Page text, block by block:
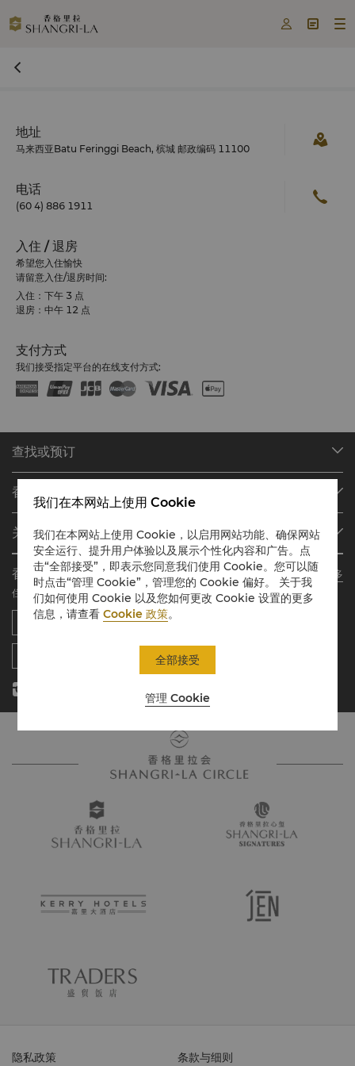
  
地址
马来西亚Batu Feringgi Beach, 槟城 邮政编码 11100
电话
(60 4) 886 1911
入住 / 退房
希望您入住愉快
请留意入住/退房时间:
入住：下午 3 点
退房：中午 12 点
支付方式
我们接受指定平台的在线支付方式:
查找或预订
我们的目的地
查找预订
餐厅与酒吧
香格里拉会
加入香格里拉会
我的账户
常见问题
联络我们
关于香格里拉集团
关于我们
我们的酒店品牌
香格里拉中心
香格里拉公寓
联系方式
投资咨询
职业发展
企业社会责任
新闻稿
香格里拉会应用程序
了解更多
住宿、餐饮、购物 随想随享
隐私政策 条款与细则
我们在本网站上使用 Cookie
我们在本网站上使用 Cookie，以启用网站功能、确保网站
安全运行、提升用户体验以及展示个性化内容和广告。点
击“全部接受”，即表示您同意我们使用 Cookie。您可以随
时点击“管理 Cookie”，管理您的 Cookie 偏好。 关于我
们如何使用 Cookie 以及您如何更改 Cookie 设置的更多
信息，请查看Cookie 政策。
管理 Cookie
全部接受